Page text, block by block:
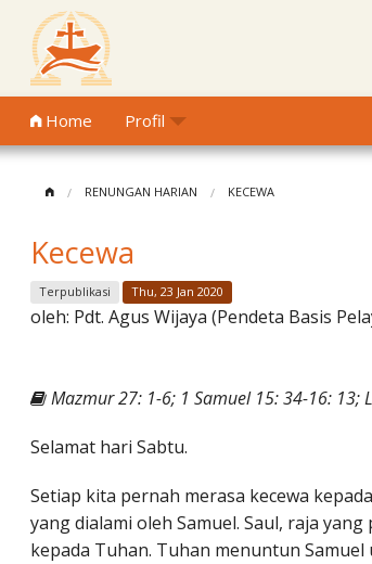
Home Profil
RENUNGAN HARIAN KECEWA
Kecewa
Terpublikasi Thu, 23 Jan 2020
oleh: Pdt. Agus Wijaya (Pendeta Basis
Mazmur 27: 1-6; 1 Samuel 15: 34-16: 13;
Selamat hari Sabtu.
Setiap kita pernah merasa kecewa
yang dialami oleh Samuel. Saul, raja
kepada Tuhan. Tuhan menuntun